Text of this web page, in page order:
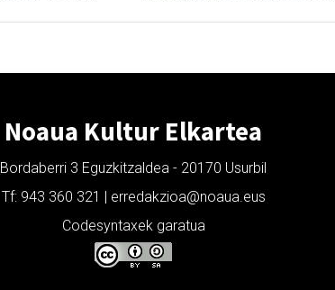
Noaua Kultur Elkartea
Bordaberri 3 Eguzkitzaldea - 20170 Usurbil
Tf: 943 360 321 | erredakzioa@noaua.eus
Codesyntaxek garatua